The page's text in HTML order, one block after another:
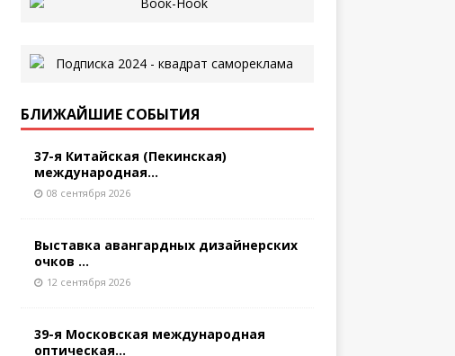
БЛИЖАЙШИЕ СОБЫТИЯ
37-я Китайская (Пекинская)
международная...
08 сентября 2026
Выставка авангардных дизайнерских
очков ...
12 сентября 2026
39-я Московская международная
оптическая...